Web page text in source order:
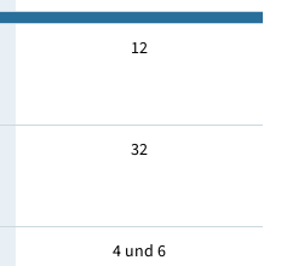
12
32
4 und 6